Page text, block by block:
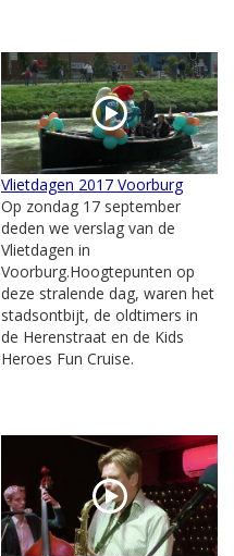
Vlietdagen 2017 Voorburg
Op zondag 17 september
deden we verslag van de
Vlietdagen in
Voorburg.Hoogtepunten op
deze stralende dag, waren het
stadsontbijt, de oldtimers in
de Herenstraat en de Kids
Heroes Fun Cruise.